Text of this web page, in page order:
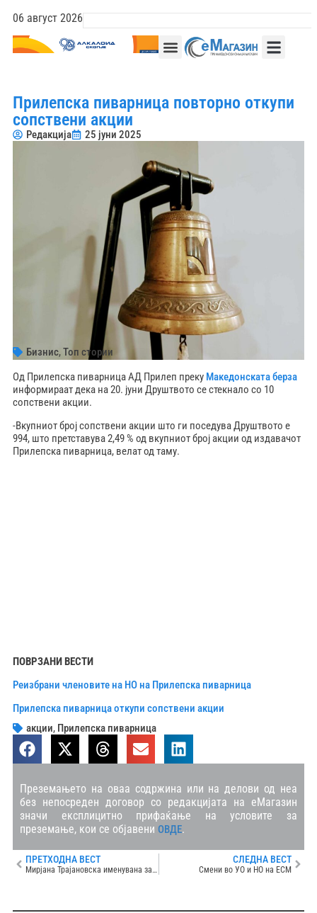
06 август 2026
Прилепска пиварница повторно откупи
сопствени акции
Редакција 25 јуни 2025
Бизнис,Топ стории
Од Прилепска пиварница АД Прилеп преку Македонската берза
информираат дека на 20. јуни Друштвото се стекнало со 10
сопствени акции.
-Вкупниот број сопствени акции што ги поседува Друштвото е
994, што претставува 2,49 % од вкупниот број акции од издавачот
Прилепска пиварница, велат од таму.
ПОВРЗАНИ ВЕСТИ
Реизбрани членовите на НО на Прилепска пиварница
Прилепска пиварница откупи сопствени акции
акции, Прилепска пиварница
Преземањето на оваа содржина или на делови од неа
без непосреден договор со редакцијата на еМагазин
значи експлицитно прифаќање на условите за
преземање, кои се објавени ОВДЕ.
ПРЕТХОДНА ВЕСТ
Мирјана Трајановска именувана за член на УО на Стопанска банка Скопје
СЛЕДНА ВЕСТ
Смени во УО и НО на ЕСМ